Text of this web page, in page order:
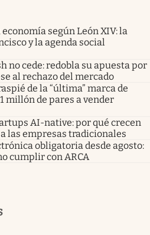
economía según León XIV: la
y la agenda social
no cede: redobla su apuesta por
al rechazo del mercado
de la “última” marca de
millón de pares a vender
AI-native: por qué crecen
las empresas tradicionales
obligatoria desde agosto:
cumplir con ARCA